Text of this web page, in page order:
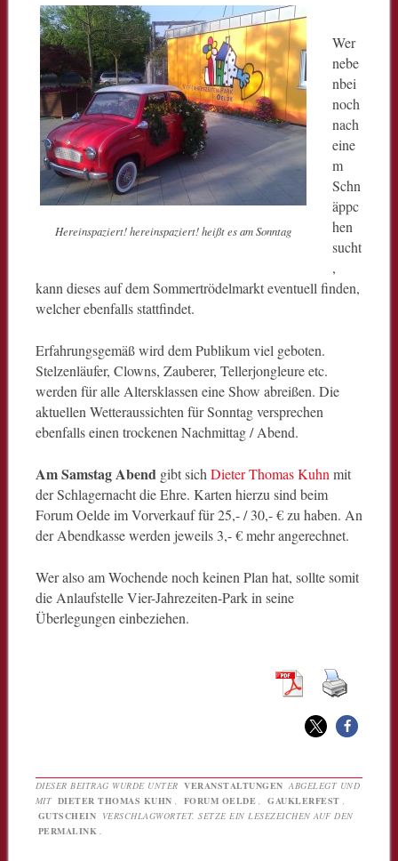
Hereinspaziert! hereinspaziert! heißt es am Sonntag
Wer
nebe
nbei
noch
nach
eine
m
Schn
äppc
hen
sucht
,
kann dieses auf dem Sommertrödelmarkt eventuell finden,
welcher ebenfalls stattfindet.
Erfahrungsgemäß wird dem Publikum viel geboten.
Stelzenläufer, Clowns, Zauberer, Tellerjongleure etc.
werden für alle Altersklassen eine Show abreißen. Die
aktuellen Wetteraussichten für Sonntag versprechen
ebenfalls einen trockenen Nachmittag / Abend.
Am Samstag Abend gibt sich Dieter Thomas Kuhn mit
der Schlagernacht die Ehre. Karten hierzu sind beim
Forum Oelde im Vorverkauf für 25,- / 30,- € zu haben. An
der Abendkasse werden jeweils 3,- € mehr angerechnet.
Wer also am Wochende noch keinen Plan hat, sollte somit
die Anlaufstelle Vier-Jahrezeiten-Park in seine
Überlegungen einbeziehen.
DIESER BEITRAG WURDE UNTER VERANSTALTUNGEN ABGELEGT UND
MIT DIETER THOMAS KUHN FORUM OELDE GAUKLERFEST
GUTSCHEIN VERSCHLAGWORTET. SETZE EIN LESEZEICHEN AUF DEN
PERMALINK